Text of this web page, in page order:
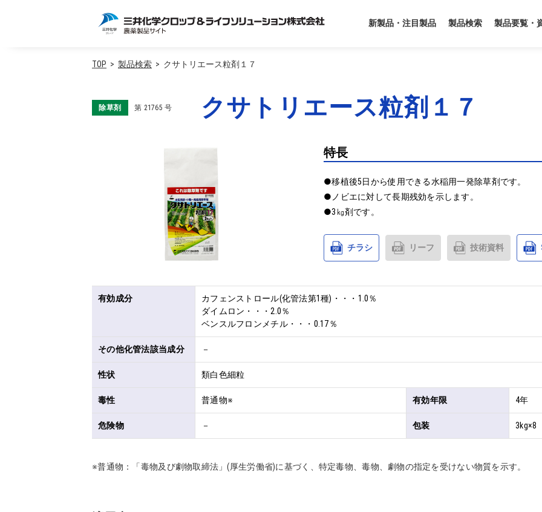
新製品・注目製品 製品検索 製品要覧・
TOP 製品検索 クサトリエース粒剤１７
除草剤 第 21765号 クサトリエース粒剤１７
特長
●移植後5日から使用できる水稲用一発除草剤です。
●ノビエに対して長期残効を示します。
●3㎏剤です。
チラシ リーフ 技術資料
有効成分
カフェンストロール(化管法第1種)・・・1.0％
ダイムロン・・・2.0％
ベンスルフロンメチル・・・0.17％
その他化管法該当成分 －
性状 類白色細粒
毒性 普通物※ 有効年限 4年
危険物 － 包装 3kg×8
※普通物：「毒物及び劇物取締法」(厚生労働省)に基づく、特定毒物、毒物、劇物の指定を受けない物質を示す。